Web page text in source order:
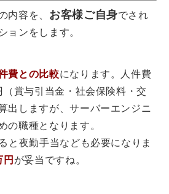
内容を、 お客様ご自身でされ
ョンをします。
費との比較になります。人件費
（賞与引当金・社会保険料・交
出しますが、サーバーエンジニ
の職種となります。
と夜勤手当なども必要になりま
円 が妥当ですね。